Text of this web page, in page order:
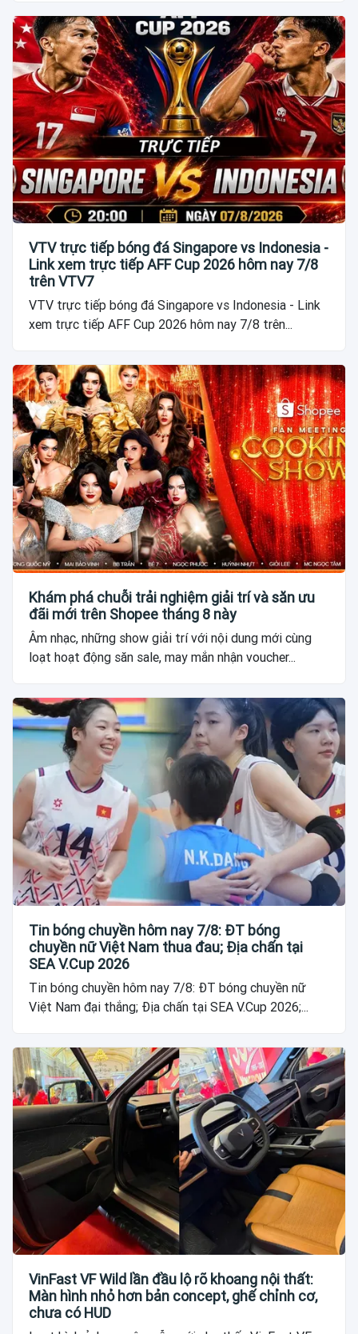
VTV trực tiếp bóng đá Singapore vs Indonesia -
Link xem trực tiếp AFF Cup 2026 hôm nay 7/8
trên VTV7
VTV trực tiếp bóng đá Singapore vs Indonesia - Link
xem trực tiếp AFF Cup 2026 hôm nay 7/8 trên...
Khám phá chuỗi trải nghiệm giải trí và săn ưu
đãi mới trên Shopee tháng 8 này
Âm nhạc, những show giải trí với nội dung mới cùng
loạt hoạt động săn sale, may mắn nhận voucher...
Tin bóng chuyền hôm nay 7/8: ĐT bóng
chuyền nữ Việt Nam thua đau; Địa chấn tại
SEA V.Cup 2026
Tin bóng chuyền hôm nay 7/8: ĐT bóng chuyền nữ
Việt Nam đại thắng; Địa chấn tại SEA V.Cup 2026;...
VinFast VF Wild lần đầu lộ rõ khoang nội thất:
Màn hình nhỏ hơn bản concept, ghế chỉnh cơ,
chưa có HUD